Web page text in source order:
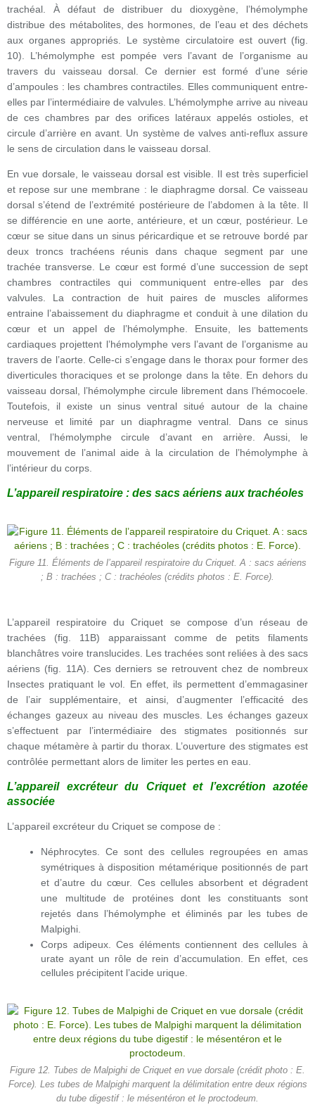
trachéal. À défaut de distribuer du dioxygène, l’hémolymphe
distribue des métabolites, des hormones, de l’eau et des déchets
aux organes appropriés. Le système circulatoire est ouvert (fig.
10). L’hémolymphe est pompée vers l’avant de l’organisme au
travers du vaisseau dorsal. Ce dernier est formé d’une série
d’ampoules : les chambres contractiles. Elles communiquent entre-
elles par l’intermédiaire de valvules. L’hémolymphe arrive au niveau
de ces chambres par des orifices latéraux appelés ostioles, et
circule d’arrière en avant. Un système de valves anti-reflux assure
le sens de circulation dans le vaisseau dorsal.
En vue dorsale, le vaisseau dorsal est visible. Il est très superficiel
et repose sur une membrane : le diaphragme dorsal. Ce vaisseau
dorsal s’étend de l’extrémité postérieure de l’abdomen à la tête. Il
se différencie en une aorte, antérieure, et un cœur, postérieur. Le
cœur se situe dans un sinus péricardique et se retrouve bordé par
deux troncs trachéens réunis dans chaque segment par une
trachée transverse. Le cœur est formé d’une succession de sept
chambres contractiles qui communiquent entre-elles par des
valvules. La contraction de huit paires de muscles aliformes
entraine l’abaissement du diaphragme et conduit à une dilation du
cœur et un appel de l’hémolymphe. Ensuite, les battements
cardiaques projettent l’hémolymphe vers l’avant de l’organisme au
travers de l’aorte. Celle-ci s’engage dans le thorax pour former des
diverticules thoraciques et se prolonge dans la tête. En dehors du
vaisseau dorsal, l’hémolymphe circule librement dans l’hémocoele.
Toutefois, il existe un sinus ventral situé autour de la chaine
nerveuse et limité par un diaphragme ventral. Dans ce sinus
ventral, l’hémolymphe circule d’avant en arrière. Aussi, le
mouvement de l’animal aide à la circulation de l’hémolymphe à
l’intérieur du corps.
L’appareil respiratoire : des sacs aériens aux trachéoles
Figure 11. Éléments de l’appareil respiratoire du Criquet. A : sacs aériens
; B : trachées ; C : trachéoles (crédits photos : E. Force).
L’appareil respiratoire du Criquet se compose d’un réseau de
trachées (fig. 11B) apparaissant comme de petits filaments
blanchâtres voire translucides. Les trachées sont reliées à des sacs
aériens (fig. 11A). Ces derniers se retrouvent chez de nombreux
Insectes pratiquant le vol. En effet, ils permettent d’emmagasiner
de l’air supplémentaire, et ainsi, d’augmenter l’efficacité des
échanges gazeux au niveau des muscles. Les échanges gazeux
s’effectuent par l’intermédiaire des stigmates positionnés sur
chaque métamère à partir du thorax. L’ouverture des stigmates est
contrôlée permettant alors de limiter les pertes en eau.
L’appareil excréteur du Criquet et l’excrétion azotée
associée
L’appareil excréteur du Criquet se compose de :
Néphrocytes. Ce sont des cellules regroupées en amas
symétriques à disposition métamérique positionnés de part
et d’autre du cœur. Ces cellules absorbent et dégradent
une multitude de protéines dont les constituants sont
rejetés dans l’hémolymphe et éliminés par les tubes de
Malpighi.
Corps adipeux. Ces éléments contiennent des cellules à
urate ayant un rôle de rein d’accumulation. En effet, ces
cellules précipitent l’acide urique.
Figure 12. Tubes de Malpighi de Criquet en vue dorsale (crédit photo : E.
Force). Les tubes de Malpighi marquent la délimitation entre deux régions
du tube digestif : le mésentéron et le proctodeum.